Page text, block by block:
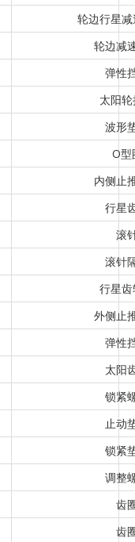
轮边行星
轮边减
弹性
太阳
波形
O型
内侧止
行星
滚
滚针
行星
外侧止
弹性
太阳
锁紧
止动
锁紧
调整
齿
齿